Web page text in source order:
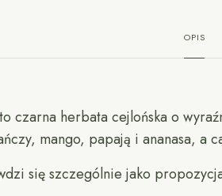
OPIS
czarna herbata cejlońska o
mango, papają i ananasa, a
się szczególnie jako